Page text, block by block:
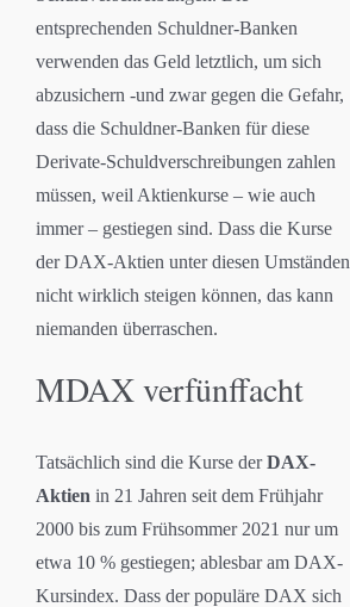
entsprechenden Schuldner-Banken
verwenden das Geld letztlich, um sich
abzusichern -und zwar gegen die Gefahr,
dass die Schuldner-Banken für diese
Derivate-Schuldverschreibungen zahlen
müssen, weil Aktienkurse – wie auch
immer – gestiegen sind. Dass die Kurse
der DAX-Aktien unter diesen Umständen
nicht wirklich steigen können, das kann
niemanden überraschen.
MDAX verfünffacht
Tatsächlich sind die Kurse derDAX-
Aktien in 21 Jahren seit dem Frühjahr
2000 bis zum Frühsommer 2021 nur um
etwa 10 % gestiegen; ablesbar am DAX-
Kursindex. Dass der populäre DAX sich